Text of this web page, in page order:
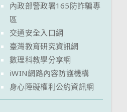
內政部警政署165防詐騙專
區
交通安全入口網
臺灣教育研究資訊網
數理科教學分享網
iWIN網路內容防護機構
身心障礙權利公約資訊網